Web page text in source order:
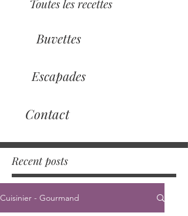
Toutes les recettes
Buvettes
Escapades
Contact
Recent posts
Cuisinier - Gourmand